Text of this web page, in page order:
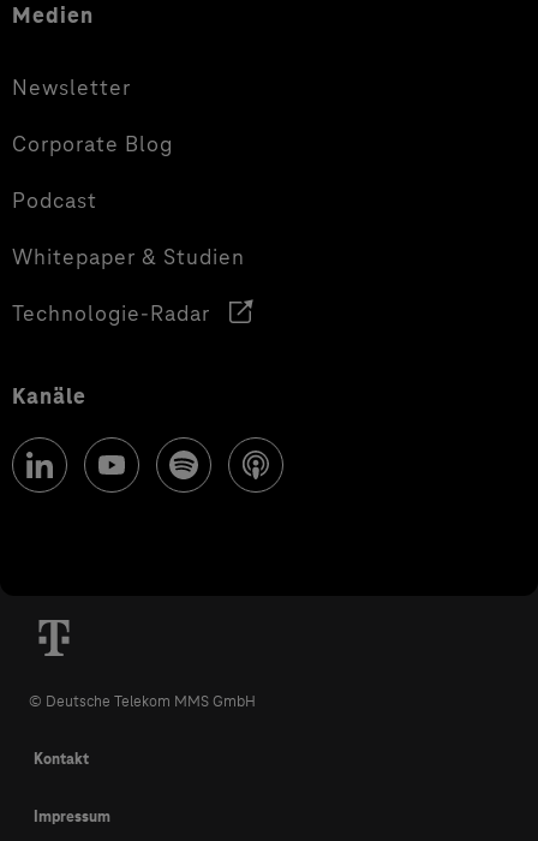
Medien
Newsletter
Corporate Blog
Podcast
Whitepaper & Studien
Technologie-Radar
Kanäle
© Deutsche Telekom MMS GmbH
Kontakt
Impressum